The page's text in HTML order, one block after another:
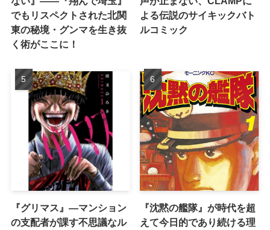
でもリスペクトされた北関
東の秘境・グンマを生き抜
く術がここに！
よる伝説のサイキックバト
ルコミック
『グリマス』―マンション
の支配者が課す不思議なル
『沈黙の艦隊』が時代を超
えて今日的であり続ける理